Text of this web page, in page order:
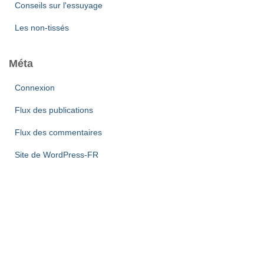
Conseils sur l'essuyage
Les non-tissés
Méta
Connexion
Flux des publications
Flux des commentaires
Site de WordPress-FR